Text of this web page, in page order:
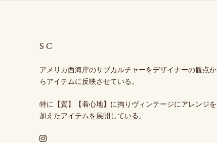
SC
アメリカ西海岸のサブカルチャーをデザイナーの観点か
らアイテムに反映させている。
特に【質】【着心地】に拘りヴィンテージにアレンジを
加えたアイテムを展開している。